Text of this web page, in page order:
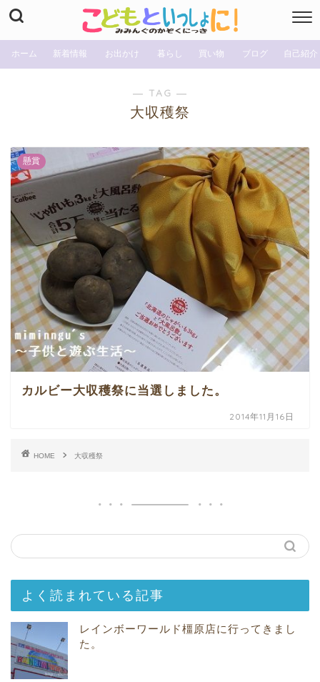
ホーム 新着情報 お出かけ 暮らし 買い物 ブログ 自己紹介
― TAG ―
大収穫祭
懸賞
カルビー大収穫祭に当選しました。
2014年11月16日
HOME 大収穫祭
よく読まれている記事
レインボーワールド橿原店に行ってきまし
た。